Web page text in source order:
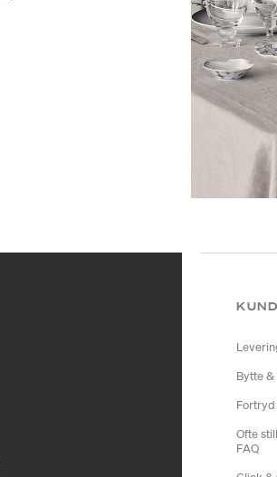
Bytte
Ofte
FAQ